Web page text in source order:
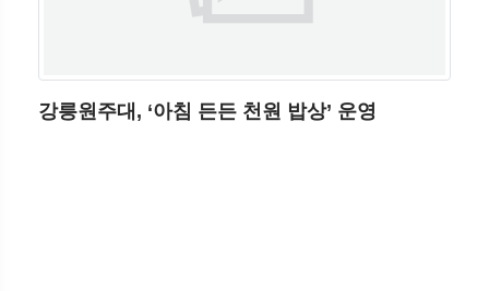
강릉원주대, ‘아침 든든 천원 밥상’ 운영